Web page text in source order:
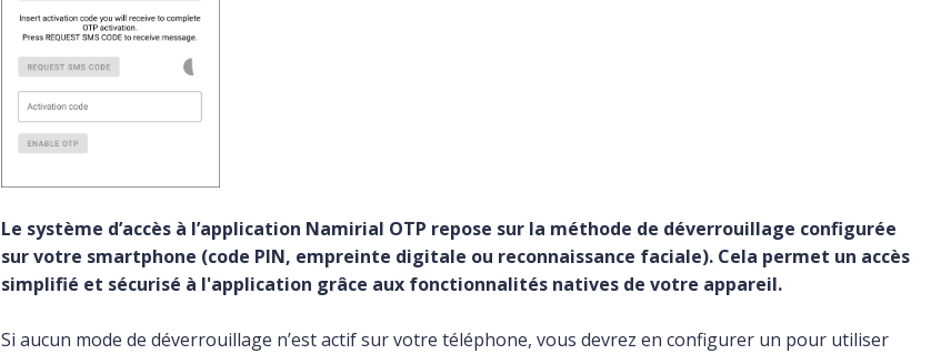
Le système d’accès à l’application Namirial OTP repose sur la méthode de déverrouillage configurée
sur votre smartphone (code PIN, empreinte digitale ou reconnaissance faciale). Cela permet un accès
simplifié et sécurisé à l'application grâce aux fonctionnalités natives de votre appareil.
Si aucun mode de déverrouillage n’est actif sur votre téléphone, vous devrez en configurer un pour utiliser